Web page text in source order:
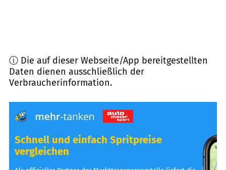
ⓘ Die auf dieser Webseite/App bereitgestellten
Daten dienen ausschließlich der
Verbraucherinformation.
Schnell und einfach Spritpreise
vergleichen